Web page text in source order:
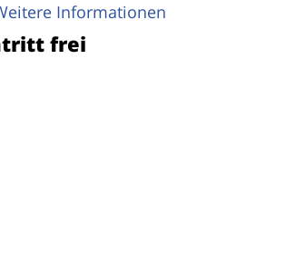
Informationen
frei